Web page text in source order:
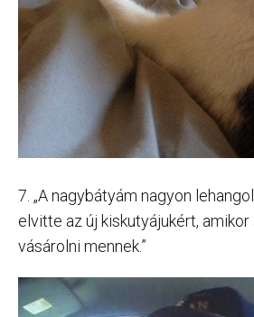
7. „A nagybátyám nagyon
elvitte az új kiskutyájukért,
vásárolni mennek.”